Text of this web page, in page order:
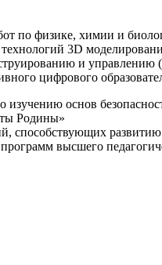
по физике, химии и
3D
и
цифрового
изучению основ
Родины»
способствующих
высшего